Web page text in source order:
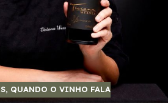
, QUANDO O VINHO FALA